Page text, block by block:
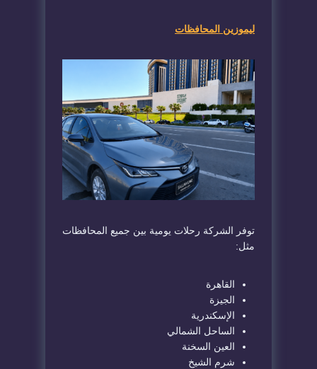
ليموزين المحافظات
توفر الشركة رحلات يومية بين جميع المحافظات
مثل:
القاهرة
الجيزة
الإسكندرية
الساحل الشمالي
العين السخنة
شرم الشيخ